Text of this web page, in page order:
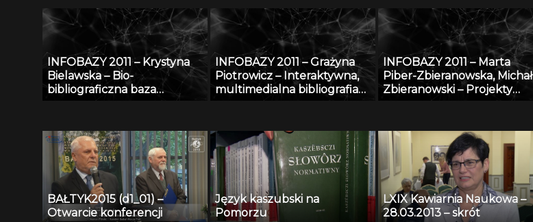
atmosferycznych
INFOBAZY 2011 – Krystyna
Bielawska – Bio-
bibliograficzna baza
wieku – historia i stan
obecny
INFOBAZY 2011 – Grażyna
Piotrowicz – Interaktywna,
multimedialna bibliografia
INFOBAZY 2011 – Marta
Piber-Zbieranowska, Michał
Zbieranowski – Projekty
przy użyciu systemu GIS:
Mazowsze i woj. kaliskie do
końca XVI w.
BAŁTYK2015 (d1_01) –
Otwarcie konferencji
Język kaszubski na
Pomorzu
LXIX Kawiarnia Naukowa –
28.03.2013 – skrót